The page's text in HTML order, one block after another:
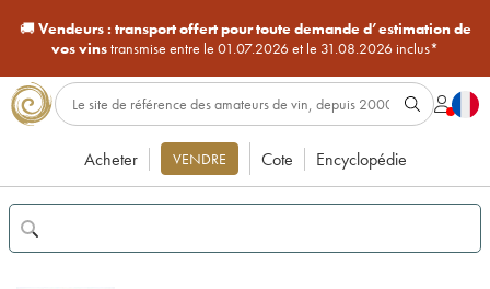
🚚Vendeurs : transport offert pour toute demande d’estimation de
vos vinstransmise entre le 01.07.2026 et le 31.08.2026 inclus*
Acheter VENDRE Cote Encyclopédie